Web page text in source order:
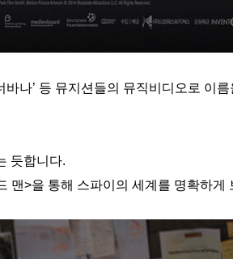
나’ 등 뮤지션들의 뮤직비디오로 이
듯합니다.
맨>을 통해 스파이의 세계를 명확하게